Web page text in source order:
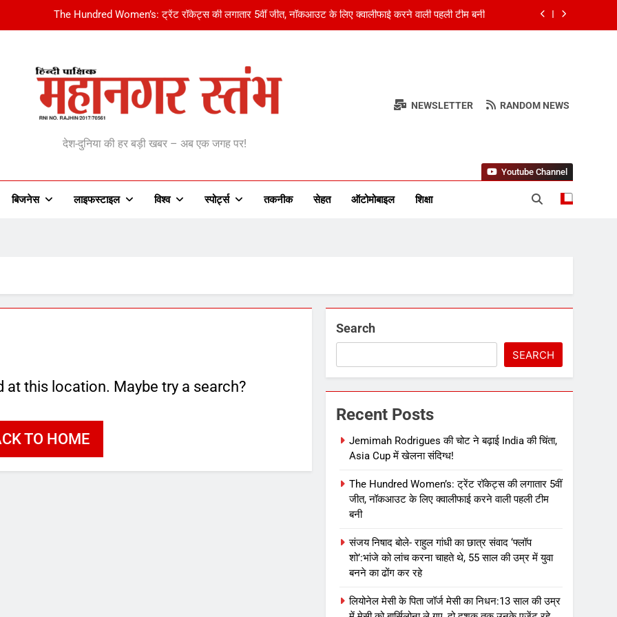
संजय निषाद बोले- राहुल गांधी का छात्र संवाद ‘फ्लॉप शो’:भांजे को लांच करना चाहते थे, 55 साल की उम्र में युवा बनने का ढोंग कर रहे
Jemimah Rodrigues की चोट ने बढ़ाई India की चिंता, Asia Cup में खेलना संदिग्ध!
The Hundred Women’s: ट्रेंट रॉकेट्स की लगातार 5वीं जीत, नॉकआउट के लिए क्वालीफाई करने वाली पहली टीम बनी
संजय निषाद बोले- राहुल गांधी का छात्र संवाद ‘फ्लॉप शो’:भांजे को लांच करना चाहते थे, 55 साल की उम्र में युवा बनने का ढोंग कर रहे
लियोनेल मेसी के पिता जॉर्ज मेसी का निधन:13 साल की उम्र में मेसी को बार्सिलोना ले गए, दो दशक तक उनके एजेंट रहे
Stambh | महानगर स्तंभ
देश-दुनिया की हर बड़ी खबर – अब एक जगह पर!
NEWSLETTER RANDOM NEWS
बिजनेस लाइफस्टाइल विश्व ‎स्पोर्ट्स तकनीक सेहत ऑटोमोबाइल शिक्षा
Youtube Channel
this location. Maybe try a search?
TO HOME
Search
SEARCH
Recent Posts
Jemimah Rodrigues की चोट ने बढ़ाई India की चिंता,
Asia Cup में खेलना संदिग्ध!
The Hundred Women’s: ट्रेंट रॉकेट्स की लगातार 5वीं
जीत, नॉकआउट के लिए क्वालीफाई करने वाली पहली टीम
बनी
संजय निषाद बोले- राहुल गांधी का छात्र संवाद ‘फ्लॉप
शो’:भांजे को लांच करना चाहते थे, 55 साल की उम्र में युवा
बनने का ढोंग कर रहे
लियोनेल मेसी के पिता जॉर्ज मेसी का निधन:13 साल की उम्र